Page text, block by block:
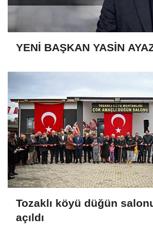
YENİ BAŞKAN YASİN
Tozaklı köyü düğün
açıldı